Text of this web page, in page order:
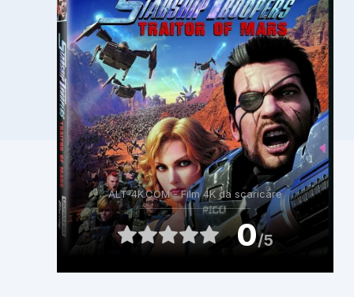
ALT-4K.COM - Film 4K da scaricare
0/5